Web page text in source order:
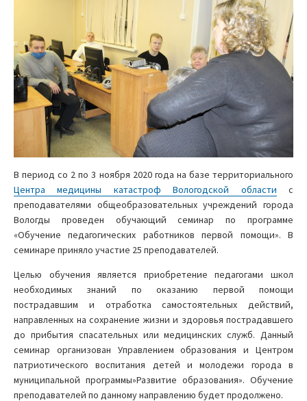
В период со 2 по 3 ноября 2020 года на базе территориального
Центра медицины катастроф Вологодской области с
преподавателями общеобразовательных учреждений города
Вологды проведен обучающий семинар по программе
«Обучение педагогических работников первой помощи». В
семинаре приняло участие 25 преподавателей.
Целью обучения является приобретение педагогами школ
необходимых знаний по оказанию первой помощи
пострадавшим и отработка самостоятельных действий,
направленных на сохранение жизни и здоровья пострадавшего
до прибытия спасательных или медицинских служб. Данный
семинар организован Управлением образования и Центром
патриотического воспитания детей и молодежи города в
муниципальной программы»Развитие образования». Обучение
преподавателей по данному направлению будет продолжено.